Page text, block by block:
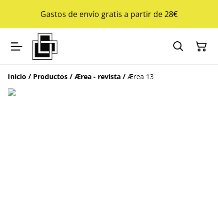
Gastos de envío gratis a partir de 28€
Inicio / Productos / Ærea - revista / Ærea 13